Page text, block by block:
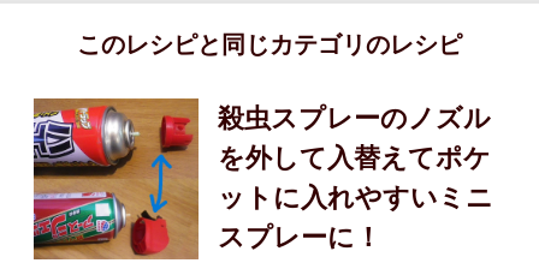
このレシピと同じカテゴリのレシピ
殺虫スプレーのノズル
を外して入替えてポケ
ットに入れやすいミニ
スプレーに！